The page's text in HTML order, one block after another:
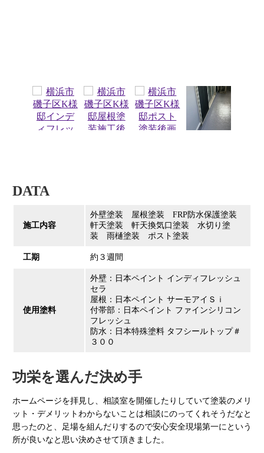
DATA
施工内容
外壁塗装 屋根塗装 FRP防水保護塗装
軒天塗装 軒天換気口塗装 水切り塗
装 雨樋塗装 ポスト塗装
工期 約３週間
使用塗料
外壁：日本ペイント インディフレッシュ
セラ
屋根：日本ペイント サーモアイＳｉ
付帯部：日本ペイント ファインシリコン
フレッシュ
防水：日本特殊塗料 タフシールトップ＃
３００
功栄を選んだ決め手
ホームページを拝見し、相談室を開催したりしていて塗装のメリ
ット・デメリットわからないことは相談にのってくれそうだなと
思ったのと、足場を組んだりするので安心安全現場第一にという
所が良いなと思い決めさせて頂きました。